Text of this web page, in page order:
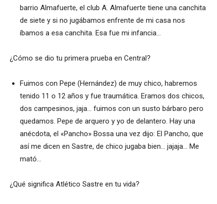
barrio Almafuerte, el club A. Almafuerte tiene una canchita
de siete y si no jugábamos enfrente de mi casa nos
íbamos a esa canchita. Esa fue mi infancia…
¿Cómo se dio tu primera prueba en Central?
Fuimos con Pepe (Hernández) de muy chico, habremos
tenido 11 o 12 años y fue traumática. Eramos dos chicos,
dos campesinos, jaja… fuimos con un susto bárbaro pero
quedamos. Pepe de arquero y yo de delantero. Hay una
anécdota, el «Pancho» Bossa una vez dijo: El Pancho, que
así me dicen en Sastre, de chico jugaba bien… jajaja… Me
mató…
¿Qué significa Atlético Sastre en tu vida?